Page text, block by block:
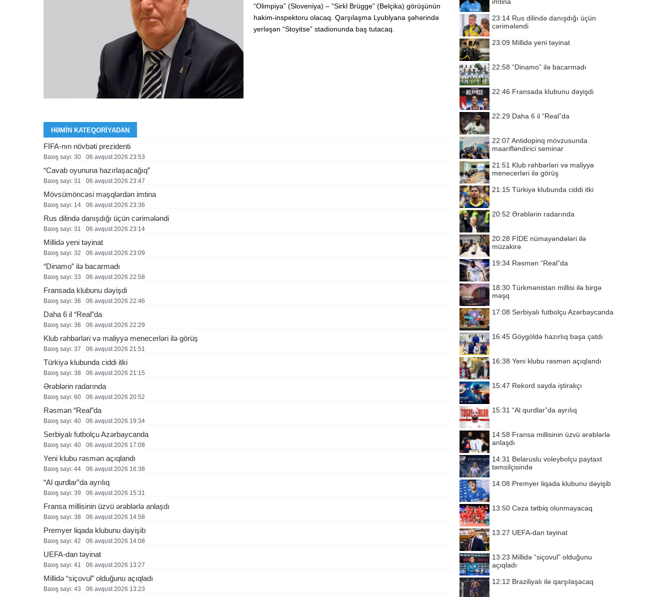
“Olimpiya” (Sloveniya) – “Sirkl Brügge” (Belçika) görüşünün
hakim-inspektoru olacaq. Qarşılaşma Lyublyana şəhərində
yerləşən “Stoyitse” stadionunda baş tutacaq.
HƏMIN KATEQORIYADAN
FİFA-nın növbəti prezidenti
Baxış sayı: 30 06 avqust 2026 23:53
“Cavab oyununa hazırlaşacağıq”
Baxış sayı: 31 06 avqust 2026 23:47
Mövsümöncəsi məşqlərdən imtina
Baxış sayı: 14 06 avqust 2026 23:36
Rus dilində danışdığı üçün cərimələndi
Baxış sayı: 31 06 avqust 2026 23:14
Millidə yeni təyinat
Baxış sayı: 32 06 avqust 2026 23:09
“Dinamo” ilə bacarmadı
Baxış sayı: 33 06 avqust 2026 22:58
Fransada klubunu dəyişdi
Baxış sayı: 36 06 avqust 2026 22:46
Daha 6 il “Real”da
Baxış sayı: 36 06 avqust 2026 22:29
Klub rəhbərləri və maliyyə menecerləri ilə görüş
Baxış sayı: 37 06 avqust 2026 21:51
Türkiyə klubunda ciddi itki
Baxış sayı: 38 06 avqust 2026 21:15
Ərəblərin radarında
Baxış sayı: 60 06 avqust 2026 20:52
Rəsmən “Real”da
Baxış sayı: 40 06 avqust 2026 19:34
Serbiyalı futbolçu Azərbaycanda
Baxış sayı: 40 06 avqust 2026 17:08
Yeni klubu rəsmən açıqlandı
Baxış sayı: 44 06 avqust 2026 16:38
“Al qurdlar”da ayrılıq
Baxış sayı: 39 06 avqust 2026 15:31
Fransa millisinin üzvü ərəblərlə anlaşdı
Baxış sayı: 38 06 avqust 2026 14:58
Premyer liqada klubunu dəyişib
Baxış sayı: 42 06 avqust 2026 14:08
UEFA-dan təyinat
Baxış sayı: 41 06 avqust 2026 13:27
Millidə “siçovul” olduğunu açıqladı
Baxış sayı: 43 06 avqust 2026 13:23
23:14 Rus dilində danışdığı üçün
cərimələndi
23:09 Millidə yeni təyinat
22:58 “Dinamo” ilə bacarmadı
22:46 Fransada klubunu dəyişdi
22:29 Daha 6 il “Real”da
22:07 Antidopinq mövzusunda
maarifləndirici seminar
21:51 Klub rəhbərləri və maliyyə
menecerləri ilə görüş
21:15 Türkiyə klubunda ciddi itki
20:52 Ərəblərin radarında
20:28 FİDE nümayəndələri ilə
müzakirə
19:34 Rəsmən “Real”da
18:30 Türkmənistan millisi ilə birgə
məşq
17:08 Serbiyalı futbolçu Azərbaycanda
16:45 Göygöldə hazırlıq başa çatdı
16:38 Yeni klubu rəsmən açıqlandı
15:47 Rekord sayda iştirakçı
15:31 “Al qurdlar”da ayrılıq
14:58 Fransa millisinin üzvü ərəblərlə
anlaşdı
14:31 Belaruslu voleybolçu paytaxt
təmsilçisində
14:08 Premyer liqada klubunu dəyişib
13:50 Cəza tətbiq olunmayacaq
13:27 UEFA-dan təyinat
13:23 Millidə “siçovul” olduğunu
açıqladı
12:12 Braziliyalı ilə qarşılaşacaq